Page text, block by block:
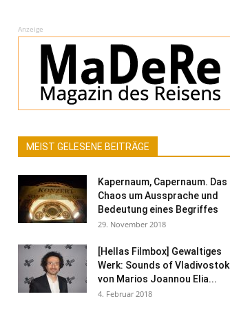
Anzeige
MEIST GELESENE BEITRÄGE
Kapernaum, Capernaum. Das
Chaos um Aussprache und
Bedeutung eines Begriffes
29. November 2018
[Hellas Filmbox] Gewaltiges
Werk: Sounds of Vladivostok
von Marios Joannou Elia...
4. Februar 2018